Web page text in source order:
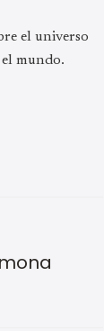
el universo
mundo.